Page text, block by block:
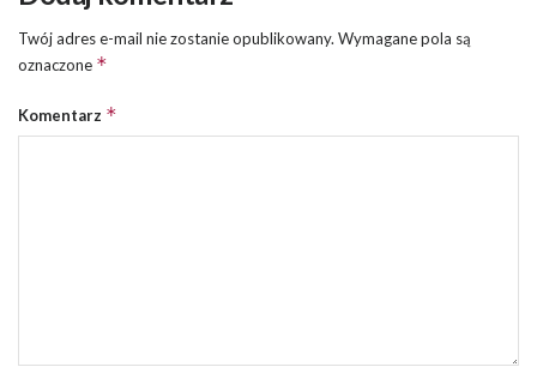
Twój adres e-mail nie zostanie opublikowany. Wymagane pola są
oznaczone *
Komentarz *